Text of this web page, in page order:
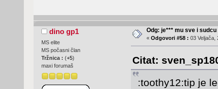
dino gp1
MS elite
MS počasni član
Tržnica : (+5)
maxi forumaš
Odg: je*** mu sve i sudcu
« Odgovori #58 : 03 Veljača,
Citat:
:toothy12:tip je